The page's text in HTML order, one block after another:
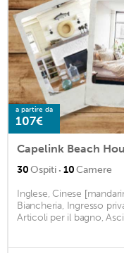
a partire da
107€
Capelink Beach
30Ospiti · 10Camere
Inglese, Cinese
Biancheria, Ingresso
Articoli per il bagno,